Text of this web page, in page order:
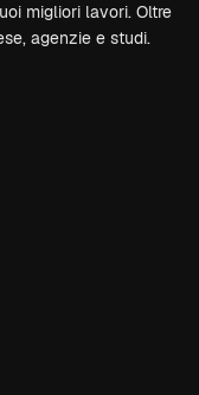
migliori lavori. Oltre
agenzie e studi.